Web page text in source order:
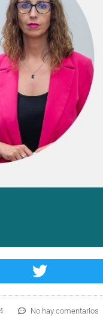
No hay comentarios